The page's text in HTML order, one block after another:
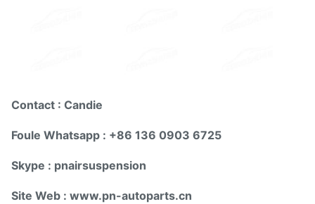
Contact : Candie
Foule Whatsapp : +86 136 0903 6725
Skype : pnairsuspension
Site Web : www.pn-autoparts.cn